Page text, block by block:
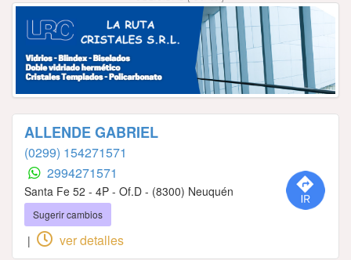
ALLENDE GABRIEL
(0299) 154271571
2994271571
Santa Fe 52 - 4P - Of.D - (8300) Neuquén
Sugerir cambios
| ver detalles